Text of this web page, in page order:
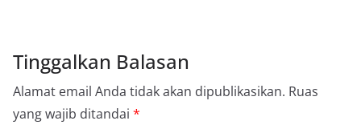
Tinggalkan Balasan
Alamat email Anda tidak akan dipublikasikan. Ruas
yang wajib ditandai *